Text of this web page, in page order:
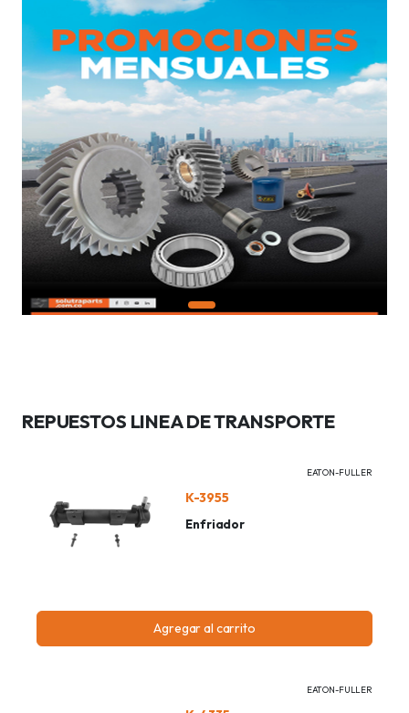
REPUESTOS LINEA DE TRANSPORTE
EATON-FULLER
K-3955
Enfriador
Agregar al carrito
EATON-FULLER